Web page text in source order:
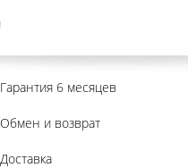
Гарантия 6 месяцев
Обмен и возврат
Доставка